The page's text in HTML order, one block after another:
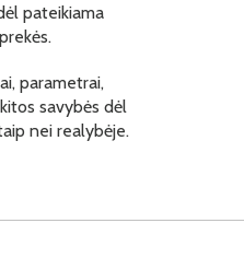
pateikiama
parametrai,
savybės dėl
nei realybėje.